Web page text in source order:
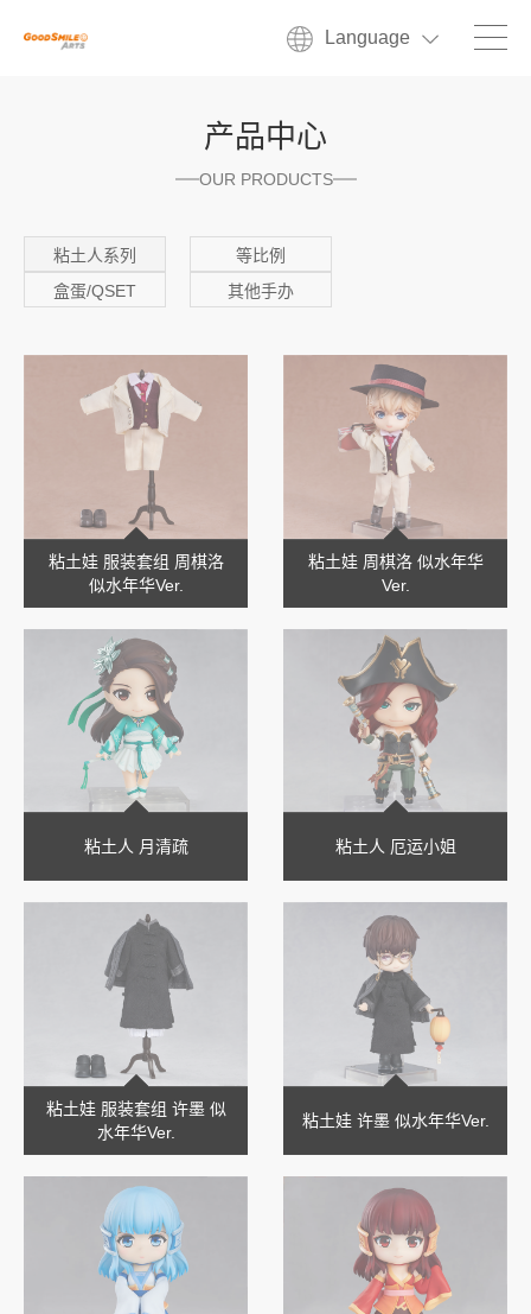
Language
产品中心
OUR PRODUCTS
粘土人系列
等比例
盒蛋/QSET
其他手办
粘土娃 服装套组 周棋洛
似水年华Ver.
粘土娃 周棋洛 似水年华
Ver.
粘土人 月清疏 粘土人 厄运小姐
粘土娃 服装套组 许墨 似
水年华Ver.
粘土娃 许墨 似水年华Ver.